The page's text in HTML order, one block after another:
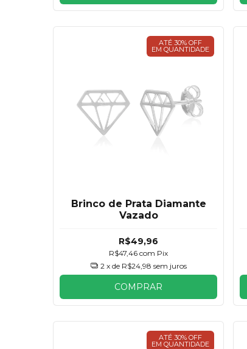
ATÉ 30% OFF
EM QUANTIDADE
Brinco de Prata Diamante
Vazado
R$49,96
R$47,46com Pix
2 x de R$24,98 sem juros
COMPRAR
ATÉ 30% OFF
EM QUANTIDADE